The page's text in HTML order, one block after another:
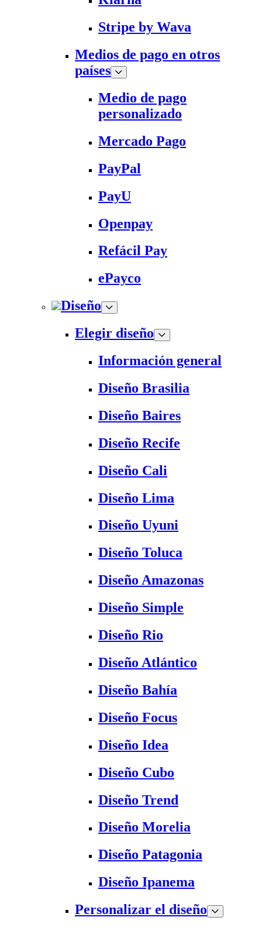
Stripe by Wava
Medios de pago en otros
países
Medio de pago
personalizado
Mercado Pago
PayPal
PayU
Openpay
Refácil Pay
ePayco
Diseño
Elegir diseño
Información general
Diseño Brasilia
Diseño Baires
Diseño Recife
Diseño Cali
Diseño Lima
Diseño Uyuni
Diseño Toluca
Diseño Amazonas
Diseño Simple
Diseño Rio
Diseño Atlántico
Diseño Bahía
Diseño Focus
Diseño Idea
Diseño Cubo
Diseño Trend
Diseño Morelia
Diseño Patagonia
Diseño Ipanema
Personalizar el diseño